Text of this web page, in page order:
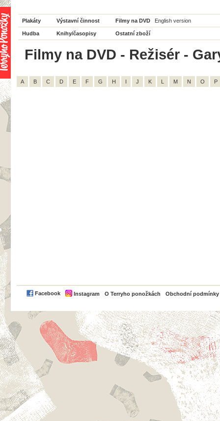
Plakáty Výstavní činnost Filmy na DVD English version
Hudba Knihy/časopisy Ostatní zboží
Filmy na DVD - Režisér -
A B C D E F G H I J K L M N O P
Facebook Instagram O Terryho ponožkách Obchodní podmínky
PayPal